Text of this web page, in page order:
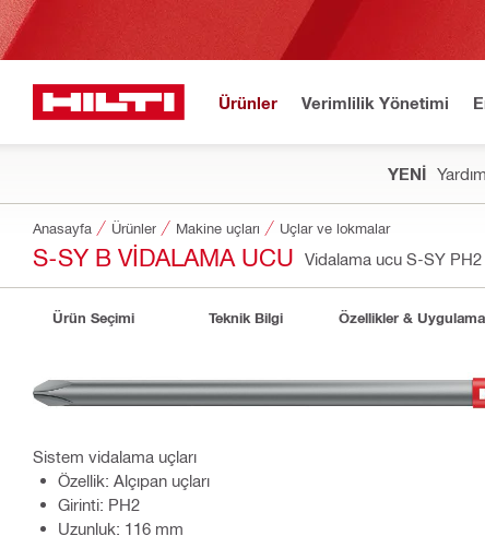
Ürünler Verimlilik Yönetimi
YENİ
Anasayfa Ürünler Makine uçları Uçlar ve lokmalar
S-SY B VIDALAMA UCU Vidalama ucu S-SY
Ürün Seçimi Teknik Bilgi Özellikler &
Sistem vidalama uçları
Özellik: Alçıpan uçları
Girinti: PH2
Uzunluk: 116 mm